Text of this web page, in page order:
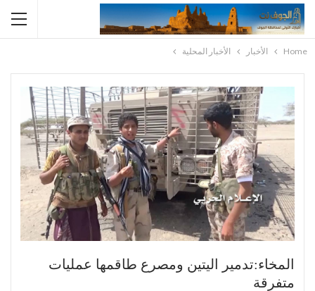
Home الأخبار الأخبار المحلية
المخاء:تدمير اليتين ومصرع طاقمها عمليات
متفرقة